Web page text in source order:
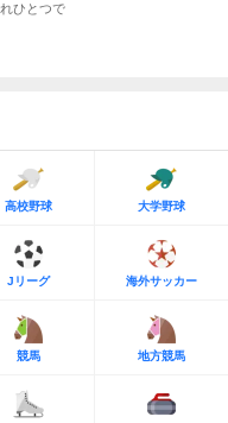
ひとつで
高校野球 大学野球
Jリーグ 海外サッカー
競馬 地方競馬